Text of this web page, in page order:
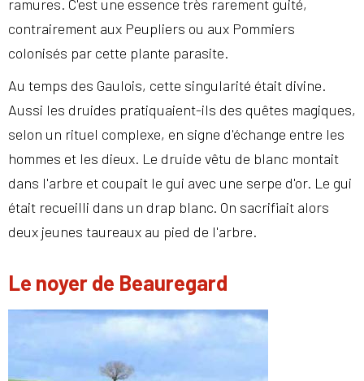
ramures. C'est une essence très rarement guité,
contrairement aux Peupliers ou aux Pommiers
colonisés par cette plante parasite.
Au temps des Gaulois, cette singularité était divine.
Aussi les druides pratiquaient-ils des quêtes magiques,
selon un rituel complexe, en signe d'échange entre les
hommes et les dieux. Le druide vêtu de blanc montait
dans l'arbre et coupait le gui avec une serpe d'or. Le gui
était recueilli dans un drap blanc. On sacrifiait alors
deux jeunes taureaux au pied de l'arbre.
Le noyer de Beauregard